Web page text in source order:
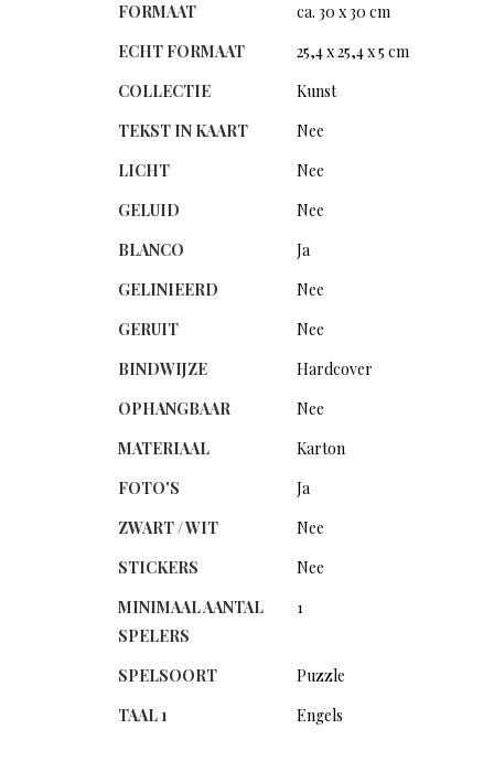
FORMAAT
ca. 30 x 30 cm
ECHT FORMAAT
25,4 x 25,4 x 5 cm
COLLECTIE
Kunst
TEKST IN KAART
Nee
LICHT
Nee
GELUID
Nee
BLANCO
Ja
GELINIEERD
Nee
GERUIT
Nee
BINDWIJZE
Hardcover
OPHANGBAAR
Nee
MATERIAAL
Karton
FOTO'S
Ja
ZWART / WIT
Nee
STICKERS
Nee
MINIMAAL AANTAL
SPELERS
1
SPELSOORT
Puzzle
TAAL 1
Engels